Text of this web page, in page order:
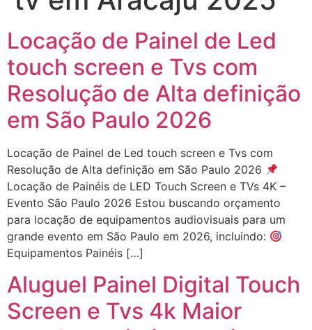
Locação de Painel de Led
touch screen e Tvs com
Resolução de Alta definição
em São Paulo 2026
Locação de Painel de Led touch screen e Tvs com
Resolução de Alta definição em São Paulo 2026
Locação de Painéis de LED Touch Screen e TVs 4K –
Evento São Paulo 2026 Estou buscando orçamento
para locação de equipamentos audiovisuais para um
grande evento em São Paulo em 2026, incluindo:
Equipamentos Painéis […]
Aluguel Painel Digital Touch
Screen e Tvs 4k Maior